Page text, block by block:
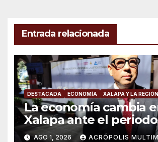
Entrada relacionada
DESTACADA ECONOMÍA XALAPA Y LA REGIÓN
La economía cambia
Xalapa ante el periodo
vacacional
AGO 1, 2026 ACRÓPOLIS